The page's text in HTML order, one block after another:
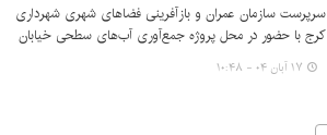
سرپرست سازمان عمران و بازآفرینی فضاهای شهری شهرداری
کرج با حضور در محل پروژه جمع‌آوری آب‌های سطحی خیابان
شبنم ۷، از ادامه عملیات اجرایی پروژه مذکور با هدف
پیشگیری از آبگرفتگی معابر در فصول بارندگی، تقویت سفره
۱۷ آبان ۰۴ - ۱۰:۴۸